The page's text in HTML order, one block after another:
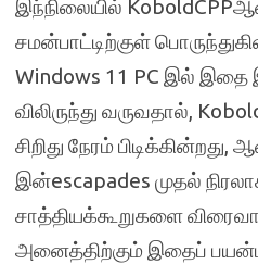
இந்நிலையில்
சமன்பாட்டிற்குள்
Windows 11 PC இல் இதை
விலிருந்து வருவதால்,
சிறிது நேரம்
இன்escapades முதல்
சாத்தியக்கூறுகளை
அனைத்திற்கும் இதைப்